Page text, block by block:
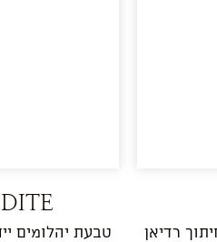
רדיאן טבעת יהלומים